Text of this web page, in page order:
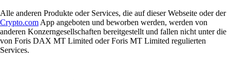
Alle anderen Produkte oder Services, die auf dieser Webseite oder der
Crypto.com App angeboten und beworben werden, werden von
anderen Konzerngesellschaften bereitgestellt und fallen nicht unter die
von Foris DAX MT Limited oder Foris MT Limited regulierten
Services.